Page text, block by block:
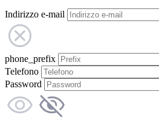
Indirizzo e-mail
phone_prefix
Telefono
Password